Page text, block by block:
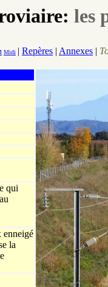
les
Midi | Repères | Annexes |
qui
la